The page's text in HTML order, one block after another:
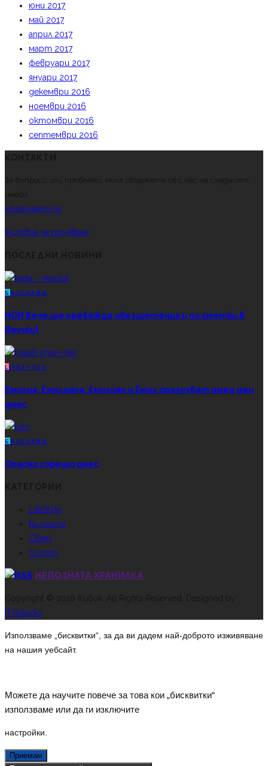
юни 2017
май 2017
април 2017
март 2017
февруари 2017
януари 2017
декември 2016
ноември 2016
октомври 2016
септември 2016
За въпроси или проблеми, моля свържете се с нас на следният
имейл.
kibikbg@abv.bg
Условия за ползване
Б ЪЛГАРИЯ
НОИ вече ще превежда обезщетения и по сметки в
Revolut
L IFESTYLE
Емилия, Емилияна, Емилиян и Емил празнуват имен ден
днес
Б ЪЛГАРИЯ
Опасно горещо днес
LifeStyle
България
Свят
Спорт
НЕПОЗНАТА ХРАНИЛКА
Copyright © 2016 Кибик. All Rights Reserved. Designed by
ITGstudio
Използваме „бисквитки“, за да ви дадем най-доброто изживяване
на нашия уебсайт.
Можете да научите повече за това кои „бисквитки“
използваме или да ги изключите
настройки
Приемам